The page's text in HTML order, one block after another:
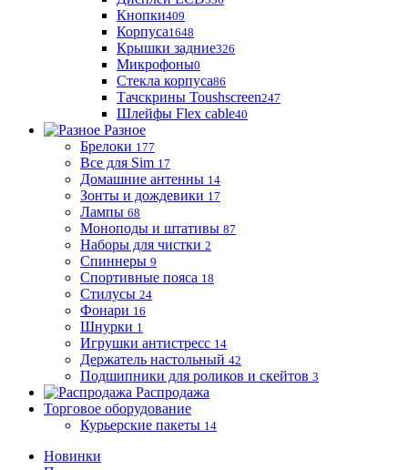
Кнопки409
Корпуса1648
Крышки задние326
Микрофоны0
Стекла корпуса86
Тачскрины Toushscreen247
Шлейфы Flex cable40
Разное
Брелоки 177
Все для Sim 17
Домашние антенны 14
Зонты и дождевики 17
Лампы 68
Моноподы и штативы 87
Наборы для чистки 2
Спиннеры 9
Спортивные пояса 18
Стилусы 24
Фонари 16
Шнурки 1
Игрушки антистресс 14
Держатель настольный 42
Подшипники для роликов и скейтов 3
Распродажа
Торговое оборудование
Курьерские пакеты 14
Новинки